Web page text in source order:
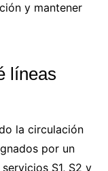
y mantener
líneas
la circulación
por un
S1, S2 y